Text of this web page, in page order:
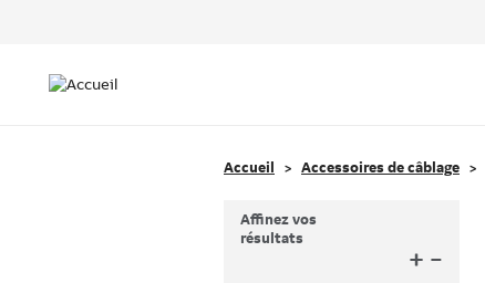
navigation
Accueil Accessoires de câblage
Affinez vos
résultats
–
+